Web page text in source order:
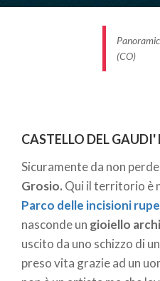
avventurosa per i
volta scovato il punto
angolo incantatocon
viste incredibili
Ci si tuffa nel passato,
Nelle antiche miniere si
cessate le attività,
testimonianza storica e
Recentemente è stato
speleologico unico in
semplice e parco
(CO)
CASTELLO DEL
Sicuramente da non
Grosio. Qui il territorio è
Parco delle incisioni
nasconde un gioiello
uscito da uno schizzo di
preso vita grazie ad un